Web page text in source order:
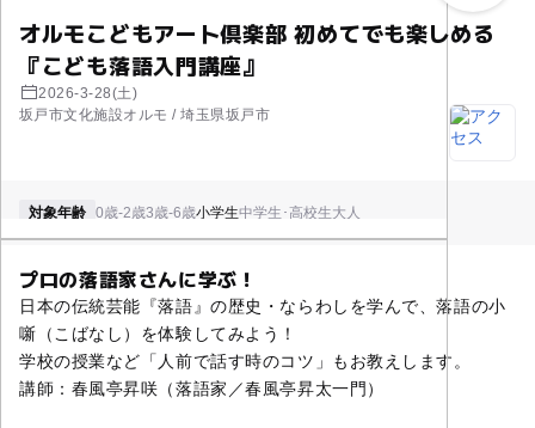
オルモこどもアート倶楽部 初めてでも楽しめる
『こども落語入門講座』
2026-3-28(土)
坂戸市文化施設オルモ / 埼玉県坂戸市
対象年齢 0歳-2歳3歳-6歳小学生中学生･高校生大人
プロの落語家さんに学ぶ！
日本の伝統芸能『落語』の歴史・ならわしを学んで、落語の小
噺（こばなし）を体験してみよう！
学校の授業など「人前で話す時のコツ」もお教えします。
講師：春風亭昇咲（落語家／春風亭昇太一門）